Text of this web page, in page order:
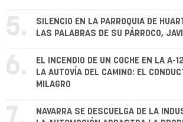
5.
SILENCIO EN LA PARROQUIA DE
LAS PALABRAS DE SU PÁRROCO,
6.
EL INCENDIO DE UN COCHE EN LA A-
LA AUTOVÍA DEL CAMINO: EL
MILAGRO
NAVARRA SE DESCUELGA DE LA